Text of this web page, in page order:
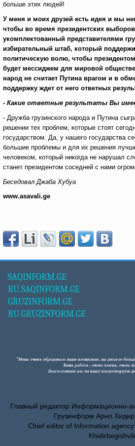
больше этих людей!
У меня и моих друзей есть идея и мы
чтобы во время президентских
укомплектованный представителями
избирательный штаб, который
политическую волю, чтобы
будет мессиджем для мировой
народ не считает Путина врагом и в
поддержку ждет от него ответных
- Какие ответные результаты Вы
- Дружба грузинского народа и Путина
решении тех проблем, которые стоят
государством. Да, у нашего государства
большие проблемы и для их решения
человеком, который никогда не нарушал
станет президентом соседней с нами
Беседовал Джаба Хубуа
www.asavali.ge
SAQINFORM.GE
RU.SAQINFORM.GE
GRUZINFORM.GE
RU.GRUZINFORM.GE
Главный редактор Информационно-
Грузинформ Арно
Chief editor of Information
Khidirbegishvili